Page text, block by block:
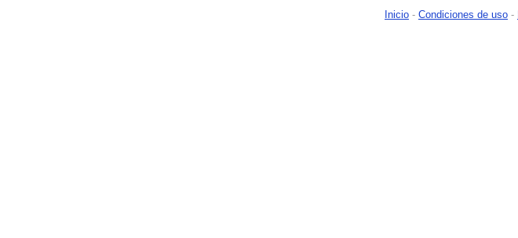
Inicio - Condiciones de uso -